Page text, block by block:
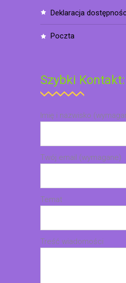
deklaracja
poczta
Szybki Kontakt:
Imię i nazwisko
Twój email (wymagane)
Temat
Treść wiadomości